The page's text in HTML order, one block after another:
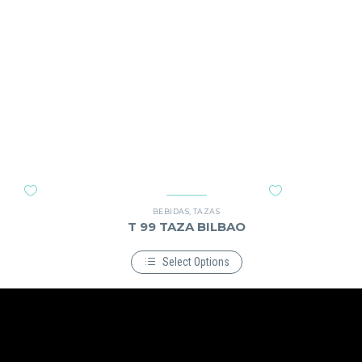
BEBIDAS TAZAS
T 99 TAZA BILBAO
Select Options
Este
producto